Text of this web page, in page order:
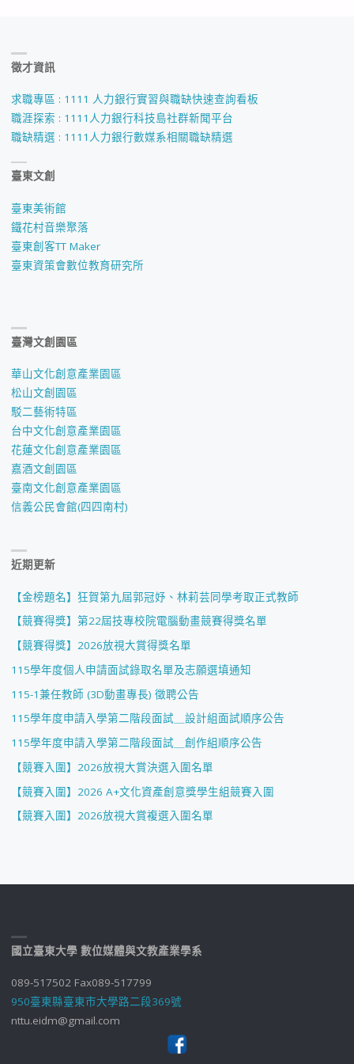
徵才資訊
求職專區 : 1111 人力銀行實習與職缺快速查詢看板
職涯探索 : 1111人力銀行科技島社群新聞平台
職缺精選 : 1111人力銀行數媒系相關職缺精選
臺東文創
臺東美術館
鐵花村音樂聚落
臺東創客TT Maker
臺東資策會數位教育研究所
臺灣文創園區
華山文化創意產業園區
松山文創園區
駁二藝術特區
台中文化創意產業園區
花蓮文化創意產業園區
嘉酒文創園區
臺南文化創意產業園區
信義公民會館(四四南村)
近期更新
【金榜題名】狂賀第九屆郭冠妤、林莉芸同學考取正式教師
【競賽得獎】第22屆技專校院電腦動畫競賽得獎名單
【競賽得獎】2026放視大賞得獎名單
115學年度個人申請面試錄取名單及志願選填通知
115-1兼任教師 (3D動畫專長) 徵聘公告
115學年度申請入學第二階段面試＿設計組面試順序公告
115學年度申請入學第二階段面試＿創作組順序公告
【競賽入圍】2026放視大賞決選入圍名單
【競賽入圍】2026 A+文化資產創意獎學生組競賽入圍
【競賽入圍】2026放視大賞複選入圍名單
國立臺東大學 數位媒體與文教產業學系
089-517502 Fax089-517799
950臺東縣臺東市大學路二段369號
nttu.eidm@gmail.com